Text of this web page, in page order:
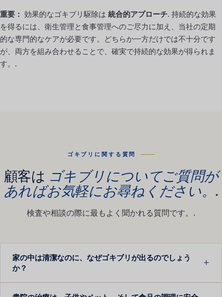
重要： 効果的なゴキブリ駆除は 統合的アプローチ. 持続的な効果
を得るには、衛生管理と食事管理へのご尽力に加え、当社の定期
的な専門的なケアが必要です。どちらか一方だけでは不十分です
が、両方を組み合わせることで、確実で持続的な効果が得られま
す。.
ゴキブリに関する質問
顧客は ゴキブリについてご質問が
あればお気軽にお尋ねください。.
検査や相談の際に最もよく聞かれる質問です。.
家の中は清潔なのに、なぜゴキブリが出るのでしょう
か？